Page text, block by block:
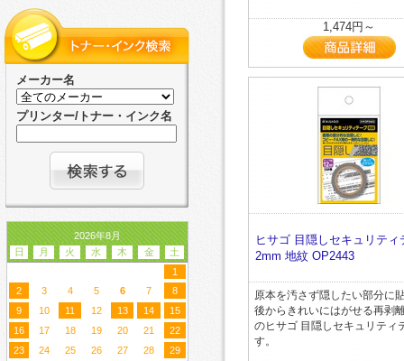
メーカー名
プリンター/トナー・インク名
2026年8月
日
月 火 水 木 金
土
1
2
3 4 5 6 7
8
9
10 11 12 13 14
15
16
17 18 19 20 21
22
23
24 25 26 27 28
29
1,474円～
ヒサゴ 目隠しセキュリティ
2mm 地紋 OP2443
原本を汚さず隠したい部分に
後からきれいにはがせる再剥
のヒサゴ 目隠しセキュリティ
す。